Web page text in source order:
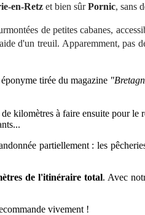
en-Retz et bien sûrPornic, sans
de petites cabanes, a
d'un treuil. Apparemment, pas
tirée du magazine
kilomètres à faire ensuite pour
partiellement : les
de l'itinéraire total. Avec
vivement !